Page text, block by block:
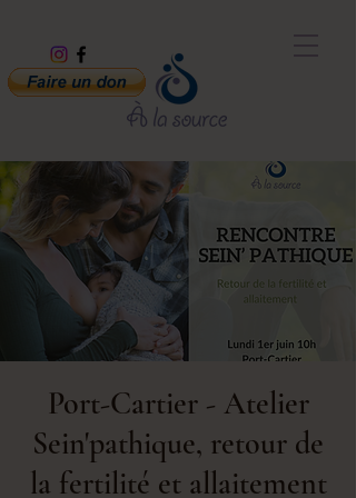
Port-Cartier - Atelier
Sein'pathique, retour de
la fertilité et allaitement